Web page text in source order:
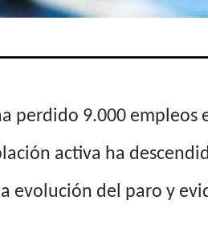
perdido 9.000
activa ha
evolución del paro y